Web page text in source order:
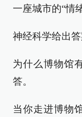
一座城市的“情
神经科学给出
为什么博物馆
答。
当你走进博物